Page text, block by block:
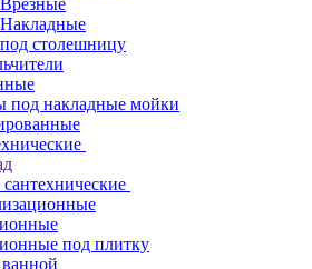
Врезные
Накладные
под столешницу
под накладные мойки
под плитку